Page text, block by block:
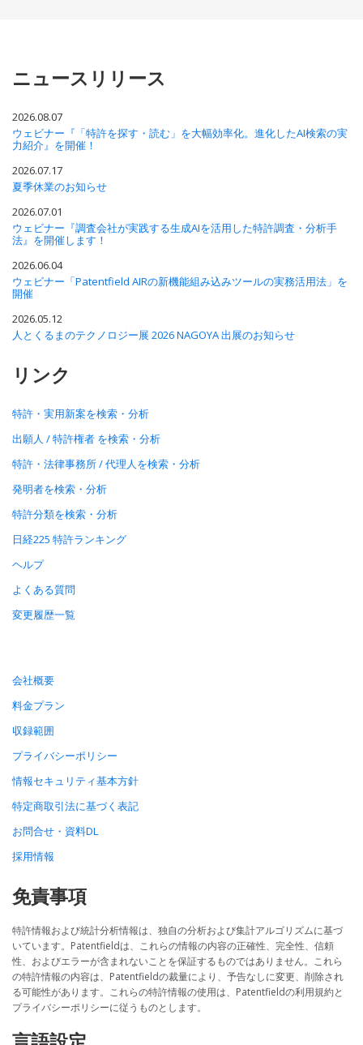
ニュースリリース
2026.08.07
ウェビナー『「特許を探す・読む」を大幅効率化。進化したAI検索の実
力紹介』を開催！
2026.07.17
夏季休業のお知らせ
2026.07.01
ウェビナー『調査会社が実践する生成AIを活用した特許調査・分析手
法』を開催します！
2026.06.04
ウェビナー「Patentfield AIRの新機能組み込みツールの実務活用法」を
開催
2026.05.12
人とくるまのテクノロジー展 2026 NAGOYA 出展のお知らせ
リンク
特許・実用新案を検索・分析
出願人 / 特許権者 を検索・分析
特許・法律事務所 / 代理人を検索・分析
発明者を検索・分析
特許分類を検索・分析
日経225 特許ランキング
ヘルプ
よくある質問
変更履歴一覧
会社概要
料金プラン
収録範囲
プライバシーポリシー
情報セキュリティ基本方針
特定商取引法に基づく表記
お問合せ・資料DL
採用情報
免責事項
特許情報および統計分析情報は、独自の分析および集計アルゴリズムに基づ
いています。Patentfieldは、これらの情報の内容の正確性、完全性、信頼
性、およびエラーが含まれないことを保証するものではありません。これら
の特許情報の内容は、Patentfieldの裁量により、予告なしに変更、削除され
る可能性があります。これらの特許情報の使用は、Patentfieldの利用規約と
プライバシーポリシーに従うものとします。